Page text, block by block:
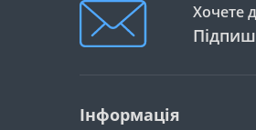
Хочете
Інформація